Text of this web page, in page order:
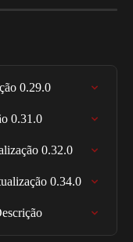
0.29.0
0.31.0
0.32.0
0.34.0